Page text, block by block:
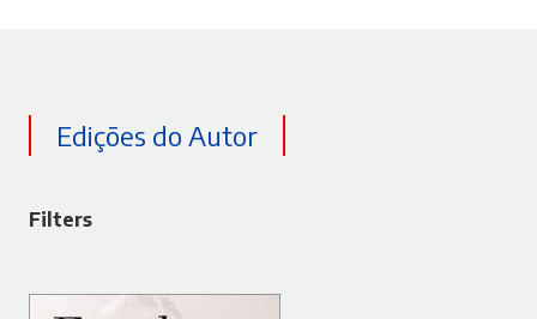
Edições do Autor
Filters